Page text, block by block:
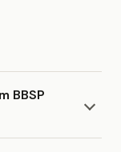
BBSP